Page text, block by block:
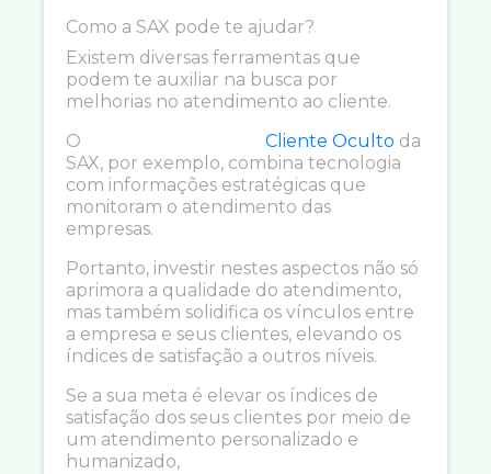
Como a SAX pode te ajudar?
Existem diversas ferramentas que
podem te auxiliar na busca por
melhorias no atendimento ao cliente.
O
Cliente Oculto da
SAX, por exemplo, combina tecnologia
com informações estratégicas que
monitoram o atendimento das
empresas.
Portanto, investir nestes aspectos não só
aprimora a qualidade do atendimento,
mas também solidifica os vínculos entre
a empresa e seus clientes, elevando os
índices de satisfação a outros níveis.
Se a sua meta é elevar os índices de
satisfação dos seus clientes por meio de
um atendimento personalizado e
humanizado,